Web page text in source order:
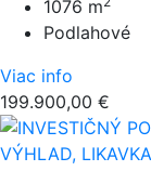
1076 m
Podlahové
Viac info
199.900,00 €